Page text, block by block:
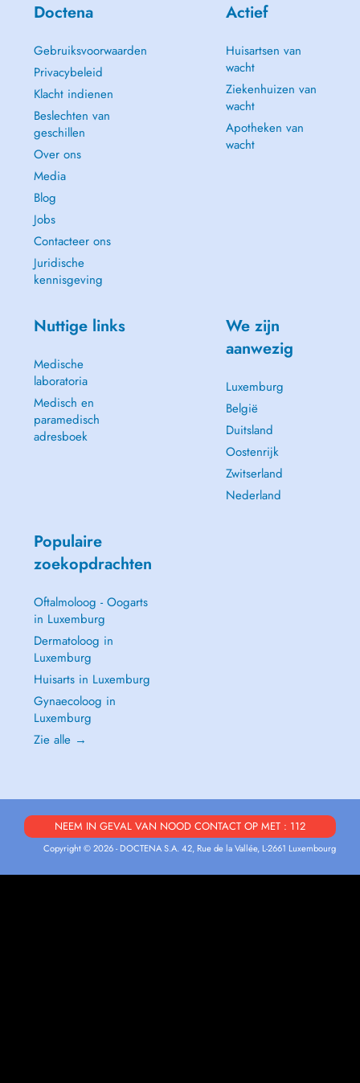
Doctena
Gebruiksvoorwaarden
Privacybeleid
Klacht indienen
Beslechten van
geschillen
Over ons
Media
Blog
Jobs
Contacteer ons
Juridische
kennisgeving
Actief
Huisartsen van
wacht
Ziekenhuizen van
wacht
Apotheken van
wacht
Nuttige links
Medische
laboratoria
Medisch en
paramedisch
adresboek
We zijn
aanwezig
Luxemburg
België
Duitsland
Oostenrijk
Zwitserland
Nederland
Populaire
zoekopdrachten
Oftalmoloog - Oogarts
in Luxemburg
Dermatoloog in
Luxemburg
Huisarts in Luxemburg
Gynaecoloog in
Luxemburg
Zie alle →
NEEM IN GEVAL VAN NOOD CONTACT OP MET : 112
Copyright © 2026 - DOCTENA S.A. 42, Rue de la Vallée, L-2661 Luxembourg